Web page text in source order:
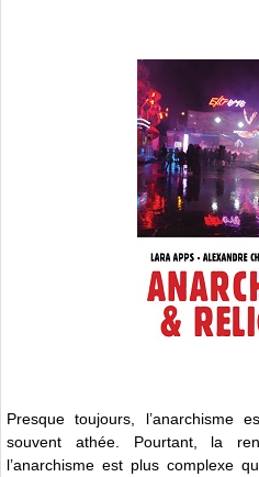
Presque toujours,
souvent athée. Pourtant, la
l’anarchisme est plus complexe